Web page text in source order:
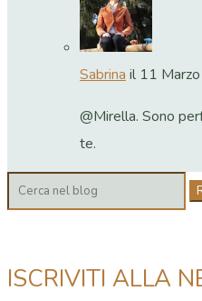
Sabrinail 11
@Mirella. Sono
te.
Cerca:
ISCRIVITI ALLA